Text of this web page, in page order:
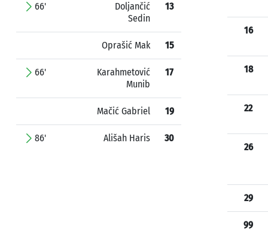
66'
Doljančić
Sedin
13
Oprašić Mak 15
66'
Karahmetović
Munib
17
Mačić Gabriel 19
86' Ališah Haris 30
16
18
22
26
29
99